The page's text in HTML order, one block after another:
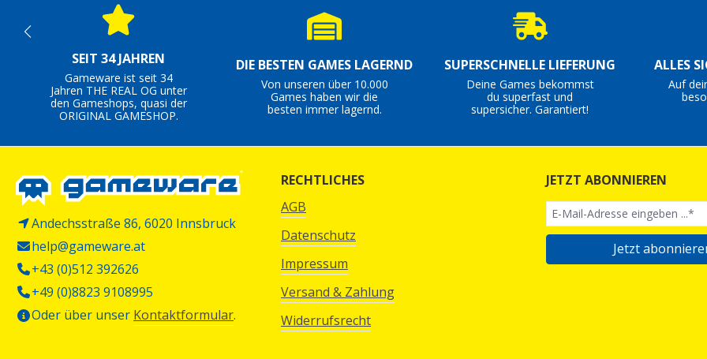
SEIT 34 JAHREN
Gameware ist seit 34
Jahren THE REAL OG unter
den Gameshops, quasi der
ORIGINAL GAMESHOP.
DIE BESTEN GAMES LAGERND
Von unseren über 10.000
Games haben wir die
besten immer lagernd.
SUPERSCHNELLE LIEFERUNG
Deine Games bekommst
du superfast und
supersicher. Garantiert!
ALLES
Auf
Andechsstraße 86, 6020 Innsbruck
help@gameware.at
+43 (0)512 392626
+49 (0)8823 9108995
Oder über unser Kontaktformular.
RECHTLICHES
AGB
Datenschutz
Impressum
Versand & Zahlung
Widerrufsrecht
JETZT ABONNIEREN
Jetzt